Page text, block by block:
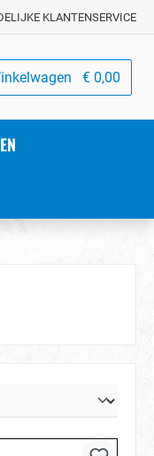
KLANTENSERVICE
€ 0,00